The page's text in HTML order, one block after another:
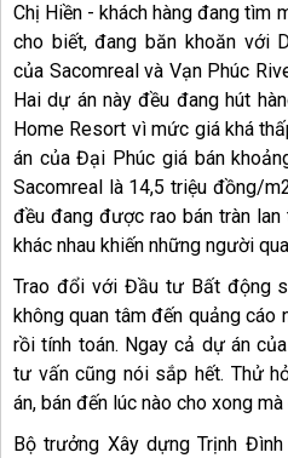
Chị Hiền - khách hàng đang tìm
cho biết, đang băn khoăn với
của Sacomreal và Vạn Phúc
Hai dự án này đều đang hút
Home Resort vì mức giá khá
án của Đại Phúc giá bán
Sacomreal là 14,5 triệu đồng/
đều đang được rao bán tràn
khác nhau khiến những người
Trao đổi với Đầu tư Bất động
không quan tâm đến quảng
rồi tính toán. Ngay cả dự án
tư vấn cũng nói sắp hết. Thử
án, bán đến lúc nào cho xong
Bộ trưởng Xây dựng Trịnh